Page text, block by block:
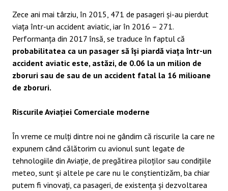
Zece ani mai târziu, în 2015, 471 de pasageri și-au pierdut
viața într-un accident aviatic, iar în 2016 – 271.
Performanța din 2017 însă, se traduce în faptul că
probabilitatea ca un pasager să își piardă viața într-un
accident aviatic este, astăzi, de 0.06 la un milion de
zboruri sau de sau de un accident fatal la 16 milioane
de zboruri.
Riscurile Aviației Comerciale moderne
În vreme ce mulți dintre noi ne gândim că riscurile la care ne
expunem când călătorim cu avionul sunt legate de
tehnologiile din Aviație, de pregătirea piloților sau condițiile
meteo, sunt și altele pe care nu le conștientizăm, ba chiar
putem fi vinovați, ca pasageri, de existența și dezvoltarea